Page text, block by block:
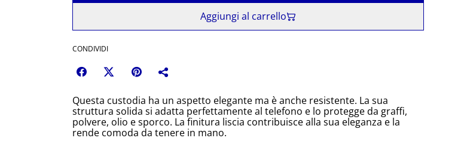
Aggiungi al carrello
CONDIVIDI
Questa custodia ha un aspetto elegante ma è anche resistente. La sua
struttura solida si adatta perfettamente al telefono e lo protegge da graffi,
polvere, olio e sporco. La finitura liscia contribuisce alla sua eleganza e la
rende comoda da tenere in mano.